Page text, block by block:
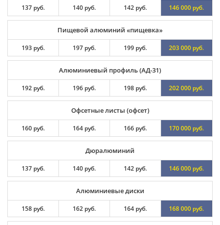
137 руб. 140 руб. 142 руб. 146 000 руб.
Пищевой алюминий «пищевка»
193 руб. 197 руб. 199 руб. 203 000 руб.
Алюминиевый профиль (АД-31)
192 руб. 196 руб. 198 руб. 202 000 руб.
Офсетные листы (офсет)
160 руб. 164 руб. 166 руб. 170 000 руб.
Дюралюминий
137 руб. 140 руб. 142 руб. 146 000 руб.
Алюминиевые диски
158 руб. 162 руб. 164 руб. 168 000 руб.